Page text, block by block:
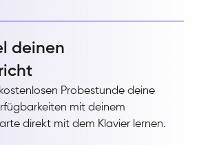
deinen
Probestunde deine
mit deinem
direkt mit dem Klavier lernen.